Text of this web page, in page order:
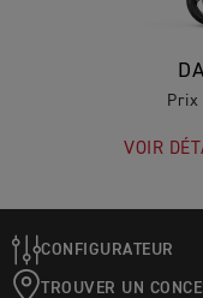
Prix
VOIR
CONFIGURATEUR
TROUVER UN